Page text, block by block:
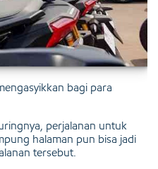
bagi para
perjalanan untuk
halaman pun bisa jadi
tersebut.